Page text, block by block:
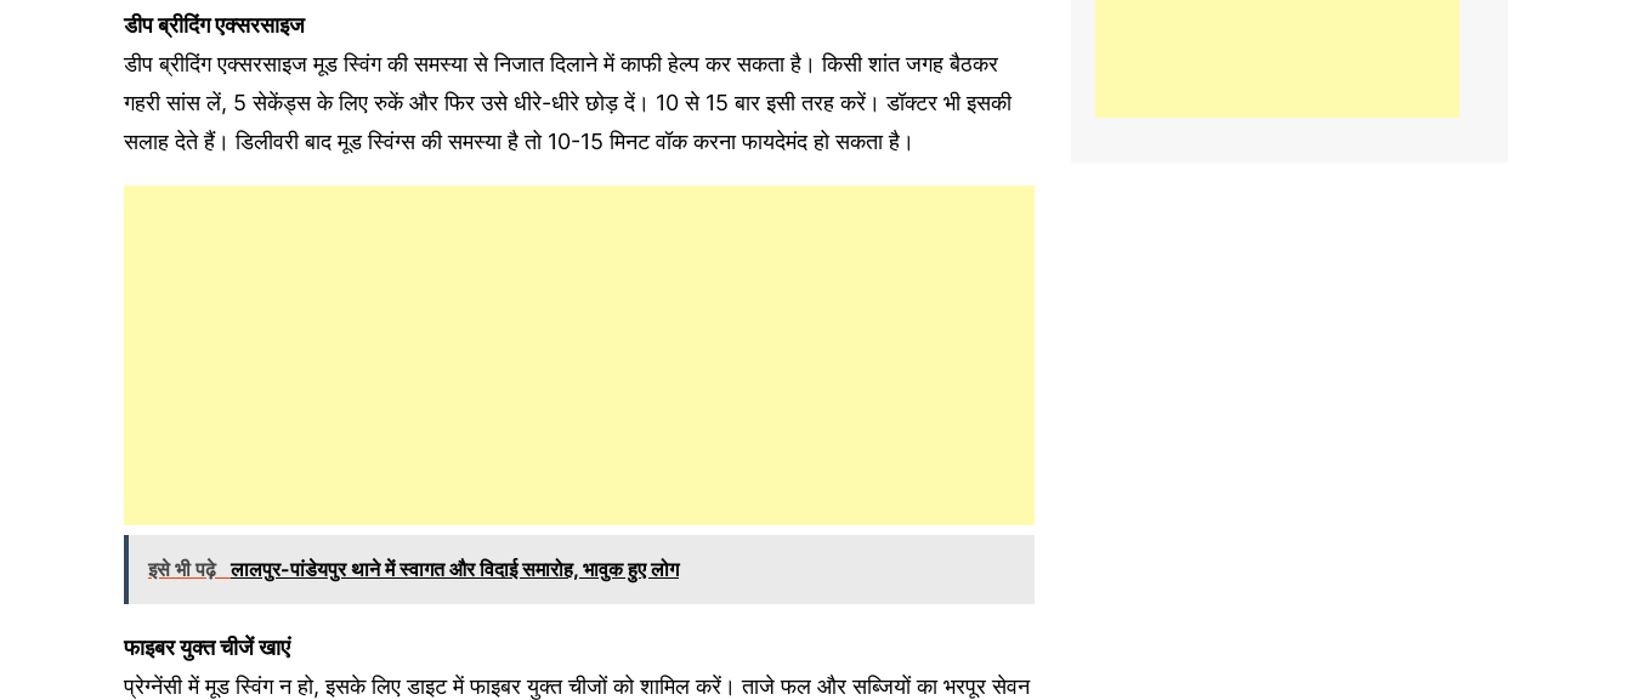
डीप ब्रीद‍िंग एक्‍सरसाइज
डीप ब्रीद‍िंग एक्‍सरसाइज मूड स्विंग की समस्या से निजात दिलाने में काफी हेल्प कर सकता है। किसी शांत जगह बैठकर
गहरी सांस लें, 5 सेकेंड्स के ल‍िए रुकें और फ‍िर उसे धीरे-धीरे छोड़ दें। 10 से 15 बार इसी तरह करें। डॉक्‍टर भी इसकी
सलाह देते हैं। ड‍िलीवरी बाद मूड स्‍व‍िंग्‍स की समस्या है तो 10-15 मिनट वॉक करना फायदेमंद हो सकता है।
इसे भी पढ़े लालपुर-पांडेयपुर थाने में स्वागत और विदाई समारोह, भावुक हुए लोग
फाइबर युक्त चीजें खाएं
प्रेग्‍नेंसी में मूड स्‍व‍िंग न हो, इसके लिए डाइट में फाइबर युक्त चीजों को शाम‍िल करें। ताजे फल और सब्‍ज‍ियों का भरपूर सेवन